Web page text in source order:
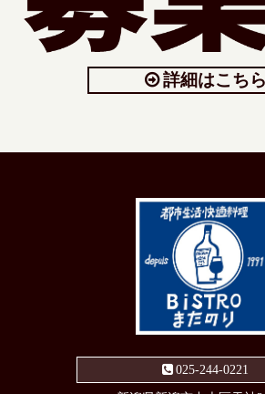
詳細はこちら
025-244-0221